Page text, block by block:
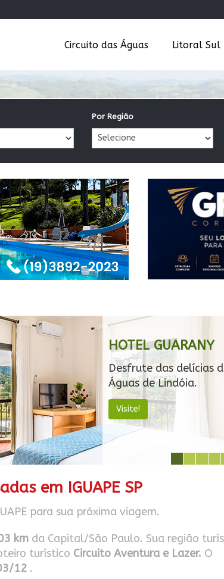
Litoral Sul
Circuito das Águas
Por Região
HOTEL GUARANY
Desfrute das delícias
Águas de Lindóia.
Visite!
em IGUAPE SP
para sua próxima viagem.
km da Capital/São Paulo. Sua região
turístico Circuito Aventura e Lazer. O
12 .